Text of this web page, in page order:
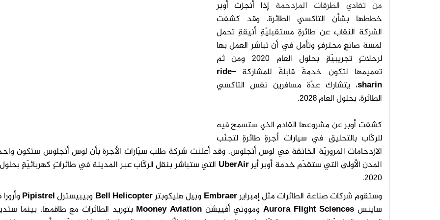
من تفادي الطرقات المزدحمة إذا أنجزت أوبر
خططها بشأن التاكسي الطائرة. وقد كشفت
الشركة النقاب عن طائرةٍ مستقبليّةٍ أنيقةٍ تحمل
لمسة صانعٍ محترفٍ وتأمل في أن تباشر العمل بها
لرحلاتٍ تجريبيّةٍ بحلول العام 2020 ومن ثم
تعميمها لتكون خدمةً قابلةً للمشاركةride-
sharin، يتشارك عدّة مسافرين نفس التاكسي
الطائرة، بحلول العام 2028.
كشفت أوبر عن مشروعها القادم الذي ستسمح فيه
للركّاب بالتحليق في سيارات أجرةٍ طائرةٍ لتجنّب
الازدحامات المروريّة الخانقة في لوس أنجلوس. وقد أعلنت شركة طلب سيّارات الأجرة بأن لوس أنجلوس ستكون
المدن الأولى التي ستقدّم خدمة أوبر أيرUberAir التي ستباشر بنقل الركّاب عبر المدينة في طائراتٍ كهربائيّةٍ بحلول
2020.
وستقوم شركات صناعة الطائرات مثل إمبرايرEmbraer وبيل هليكوبترBell Helicopter وبيبيسترلPipistrel
ساينس Aurora Flight Sciences ومووني أفييشن Mooney
Aviation
بتوريد الطائرات مع طاقمها، بينما